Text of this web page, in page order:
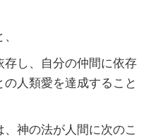
存し、自分の仲間に依存
人類愛を達成すること
神の法が人間に次のこ